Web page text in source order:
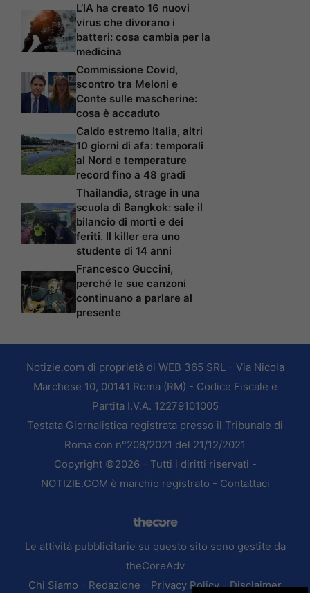
L’IA ha creato 16 nuovi
virus che divorano i
batteri: cosa cambia per la
medicina
Commissione Covid,
scontro tra Meloni e
Conte sulle mascherine:
cosa è accaduto
Caldo estremo Italia, altri
10 giorni di afa: temporali
al Nord e temperature
record fino a 48 gradi
Thailandia, strage in una
scuola di Bangkok: sale il
bilancio di morti e dei
feriti. Il killer era uno
studente di 14 anni
Francesco Guccini,
perché le sue canzoni
continuano a parlare al
presente
Notizie.com di proprietà di WEB 365 SRL - Via Nicola
Marchese 10, 00141 Roma (RM) - Codice Fiscale e
Partita I.V.A. 12279101005
Testata Giornalistica registrata presso il Tribunale di
Roma con n°208/2021 del 21/12/2021
Copyright ©2026 - Tutti i diritti riservati -
NOTIZIE.COM è marchio registrato - Contattaci
Le attività pubblicitarie su questo sito sono gestite da
theCoreAdv
Chi Siamo - Redazione - Privacy Policy-Disclaimer